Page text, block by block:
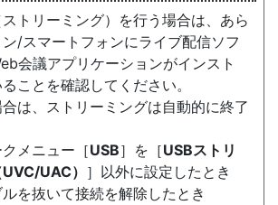
トリーミング）を行う場合は、あら
/スマートフォンにライブ配信ソフ
会議アプリケーションがインスト
ことを確認してください。
は、ストリーミングは自動的に終了
メニュー［USB］を［USBストリ
UAC） ］以外に設定したとき
を抜いて接続を解除したとき